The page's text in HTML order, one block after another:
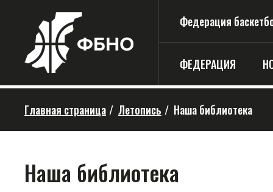
Федерация
ФЕДЕРАЦИЯ
Главная страница / Летопись / Наша библиотека
Наша библиотека